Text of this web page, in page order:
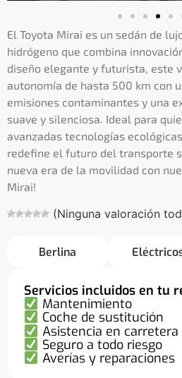
El Toyota Mirai es un sedán de
hidrógeno que combina
diseño elegante y futurista, este
autonomía de hasta 500 km con
emisiones contaminantes y una
suave y silenciosa. Ideal para
avanzadas tecnologías
redefine el futuro del transporte
nueva era de la movilidad con
Mirai!
(Ninguna valoración
Berlina
Servicios incluidos en tu
Mantenimiento
Coche de sustitución
Asistencia en carretera
Seguro a todo riesgo
Averías y reparaciones